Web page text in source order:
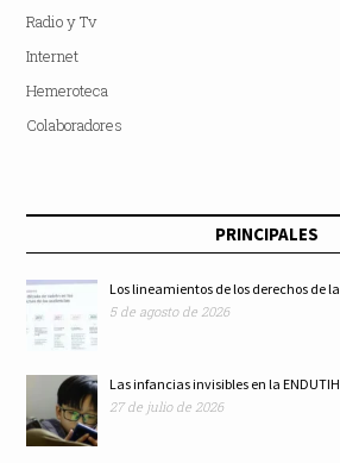
Radio y Tv
Internet
Hemeroteca
Colaboradores
PRINCIPALES
Los lineamientos de los derechos de
5 de agosto de 2026
Las infancias invisibles en la
27 de julio de 2026